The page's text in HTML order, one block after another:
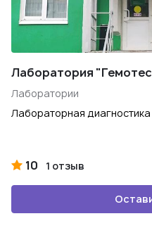
Лаборатория
Лаборатории
Лабораторная диагностика
10 1 отзыв